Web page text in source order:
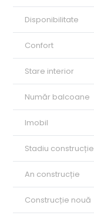
Disponibilitate
Confort
Stare interior
Număr balcoane
Imobil
Stadiu construcție
An construcție
Construcție nouă